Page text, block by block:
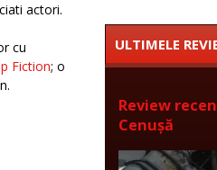
actori.
cu
Fiction; o
ULTIMELE
Review
Cenușă